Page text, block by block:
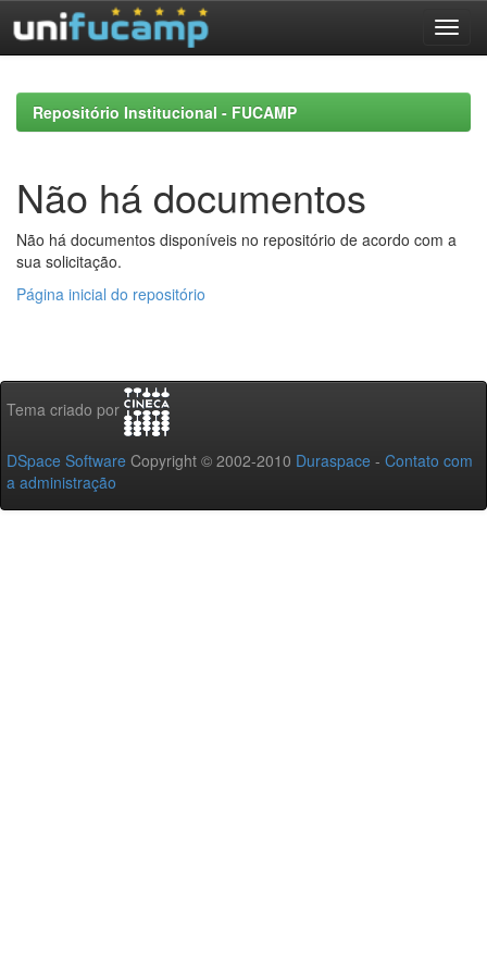
navigationRepositório Institucional - FUCAMP
Não há documentos
Não há documentos disponíveis no repositório de acordo com a
sua solicitação.
Página inicial do repositório
Tema criado por
DSpace Software Copyright © 2002-2010 Duraspace - Contato com
a administração